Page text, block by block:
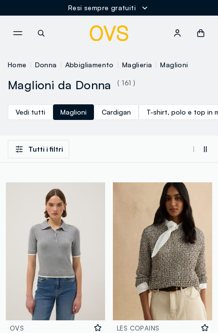
Resi sempre gratuiti
Home Donna Abbigliamento Maglieria Maglioni
Maglioni da Donna ( 161 )
Vedi tutti Maglioni Cardigan T-shirt, polo e top in
Tutti i filtri
OVS
LES COPAINS